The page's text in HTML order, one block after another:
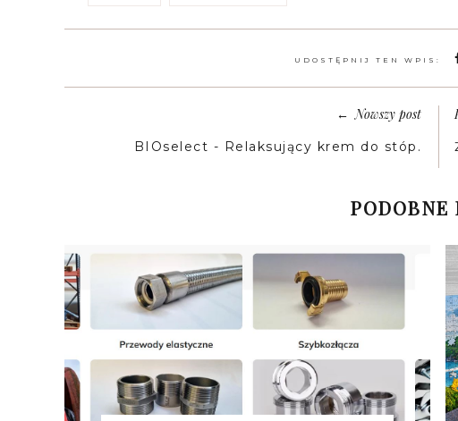
UDOSTĘPNIJ TEN WPIS:
←Nowszy post
BIOselect - Relaksujący krem do stóp.
PODOBNE